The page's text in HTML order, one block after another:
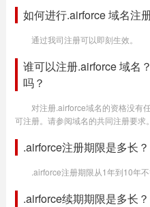
如何进行.airforce 域名注
通过我司注册可以即刻生效。
谁可以注册.airforce 域名
吗？
对注册.airforce域名的资格没有
可注册。请参阅域名的共同注册要求。
.airforce注册期限是多长？
.airforce注册期限从1年到10年不
.airforce续期期限是多长？